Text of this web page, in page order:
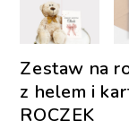
Zestaw na
z helem i
ROCZEK